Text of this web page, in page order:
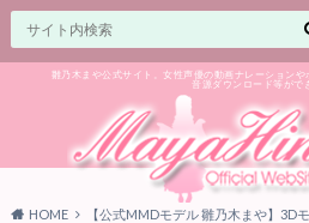
雛乃木まや公式サイト。女性声優の動画ナレーション
音源ダウンロード等がで
HOME
【公式MMDモデル 雛乃木まや】3D